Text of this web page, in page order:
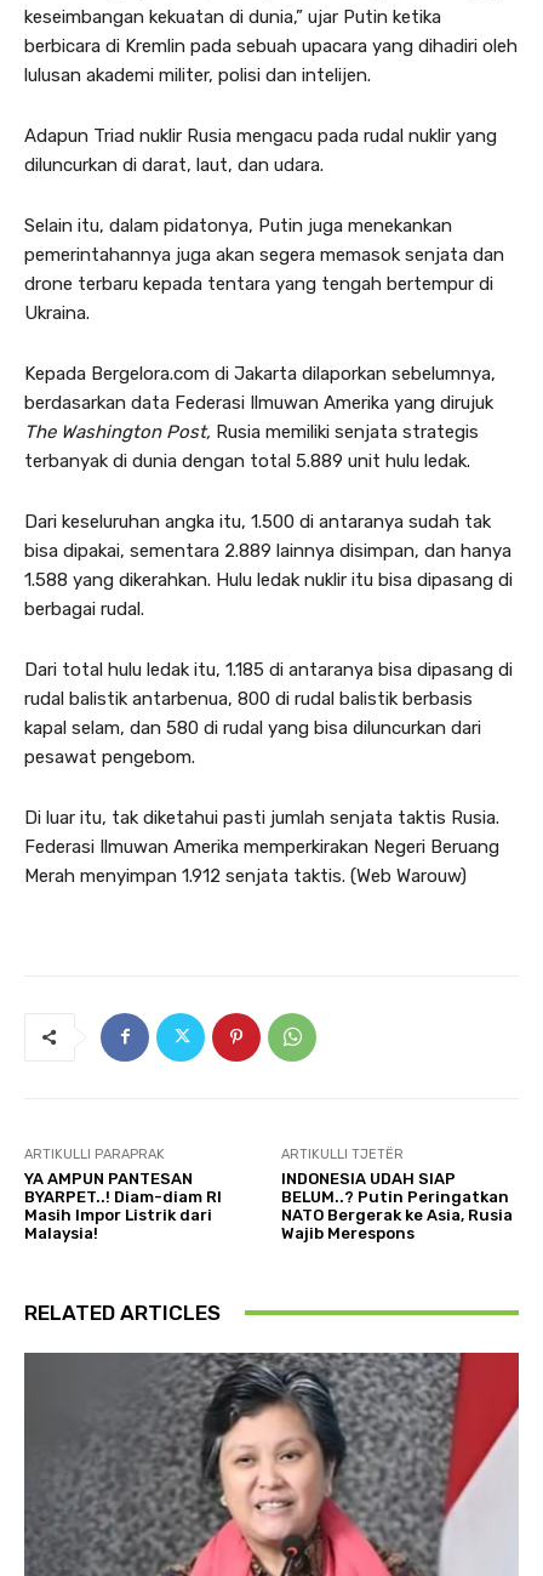
keseimbangan kekuatan di dunia,” ujar Putin ketika
berbicara di Kremlin pada sebuah upacara yang dihadiri oleh
lulusan akademi militer, polisi dan intelijen.
Adapun Triad nuklir Rusia mengacu pada rudal nuklir yang
diluncurkan di darat, laut, dan udara.
Selain itu, dalam pidatonya, Putin juga menekankan
pemerintahannya juga akan segera memasok senjata dan
drone terbaru kepada tentara yang tengah bertempur di
Ukraina.
Kepada Bergelora.com di Jakarta dilaporkan sebelumnya,
berdasarkan data Federasi Ilmuwan Amerika yang dirujuk
The Washington Post, Rusia memiliki senjata strategis
terbanyak di dunia dengan total 5.889 unit hulu ledak.
Dari keseluruhan angka itu, 1.500 di antaranya sudah tak
bisa dipakai, sementara 2.889 lainnya disimpan, dan hanya
1.588 yang dikerahkan. Hulu ledak nuklir itu bisa dipasang di
berbagai rudal.
Dari total hulu ledak itu, 1.185 di antaranya bisa dipasang di
rudal balistik antarbenua, 800 di rudal balistik berbasis
kapal selam, dan 580 di rudal yang bisa diluncurkan dari
pesawat pengebom.
Di luar itu, tak diketahui pasti jumlah senjata taktis Rusia.
Federasi Ilmuwan Amerika memperkirakan Negeri Beruang
Merah menyimpan 1.912 senjata taktis. (Web Warouw)
ARTIKULLI PARAPRAK
YA AMPUN PANTESAN
BYARPET..! Diam-diam RI
Masih Impor Listrik dari
Malaysia!
ARTIKULLI TJETËR
INDONESIA UDAH SIAP
BELUM..? Putin Peringatkan
NATO Bergerak ke Asia, Rusia
Wajib Merespons
RELATED ARTICLES